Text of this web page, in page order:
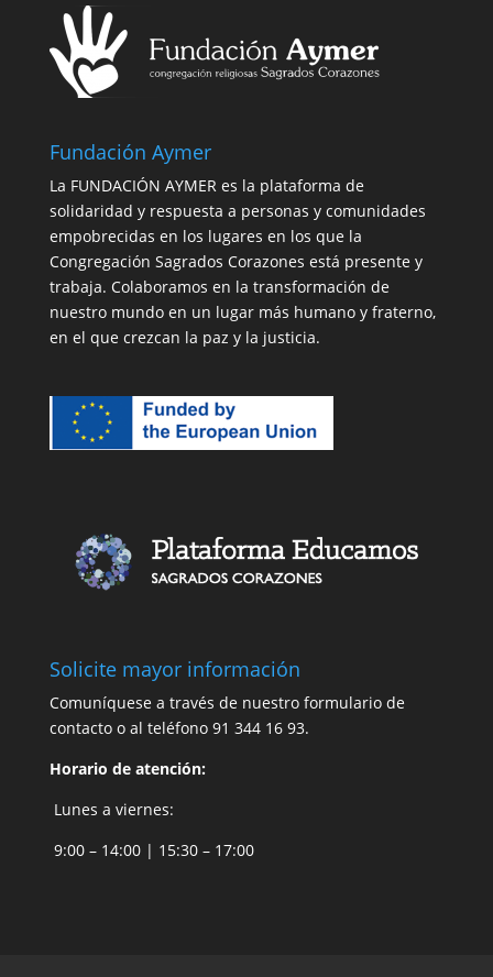
Fundación Aymer
La FUNDACIÓN AYMER es la plataforma de
solidaridad y respuesta a personas y comunidades
empobrecidas en los lugares en los que la
Congregación Sagrados Corazones está presente y
trabaja. Colaboramos en la transformación de
nuestro mundo en un lugar más humano y fraterno,
en el que crezcan la paz y la justicia.
Solicite mayor información
Comuníquese a través de nuestro formulario de
contactoo al teléfono 91 344 16 93.
Horario de atención:
Lunes a viernes:
9:00 – 14:00 | 15:30 – 17:00